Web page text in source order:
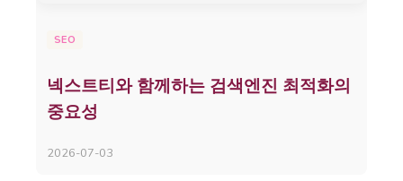
SEO
넥스트티와 함께하는 검색엔진 최적화의
중요성
2026-07-03